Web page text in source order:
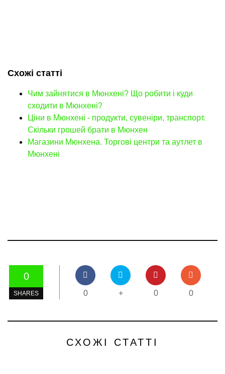
Схожі статті
Чим зайнятися в Мюнхені? Що робити і куди
сходити в Мюнхені?
Ціни в Мюнхені - продукти, сувеніри, транспорт.
Скільки грошей брати в Мюнхен
Магазини Мюнхена. Торгові центри та аутлет в
Мюнхені
0
SHARES 0 + 0 0
СХОЖІ СТАТТІ